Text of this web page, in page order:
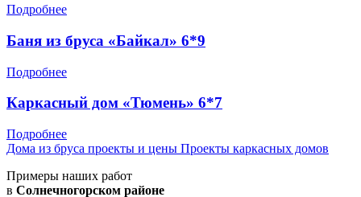
Подробнее
Баня из бруса «Байкал» 6*9
Подробнее
Каркасный дом «Тюмень» 6*7
Подробнее
Дома из бруса проекты и цены Проекты каркасных домов
Примеры наших работ
в Солнечногорском районе